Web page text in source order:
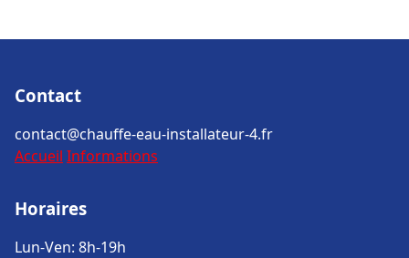
Contact
contact@chauffe-eau-installateur-4.fr
Accueil Informations
Horaires
Lun-Ven: 8h-19h